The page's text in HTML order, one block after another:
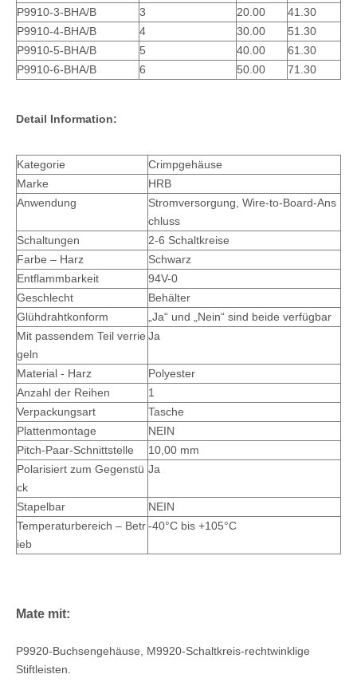
P9910-3-BHA/B
3 20.00
41.30
P9910-4-BHA/B
4 30.00
51.30
P9910-5-BHA/B
5 40.00
61.30
P9910-6-BHA/B
6 50.00 71.30
Detail Information:
Kategorie
Crimpgehäuse
Marke
HRB
Anwendung
Stromversorgung, Wire-to-Board-Ans
chluss
Schaltungen
2-6 Schaltkreise
Farbe – Harz
Schwarz
Entflammbarkeit
94V-0
Geschlecht
Behälter
Glühdrahtkonform
„Ja“ und „Nein“ sind beide verfügbar
Mit passendem Teil verrie
geln
Ja
Material - Harz
Polyester
Anzahl der Reihen
1
Verpackungsart
Tasche
Plattenmontage
NEIN
Pitch-Paar-Schnittstelle
10,00 mm
Polarisiert zum Gegenstü
ck
Ja
Stapelbar
NEIN
Temperaturbereich – Betr
ieb
-40°C bis +105°C
Mate mit:
P9920-Buchsengehäuse, M9920-Schaltkreis-rechtwinklige
Stiftleisten.